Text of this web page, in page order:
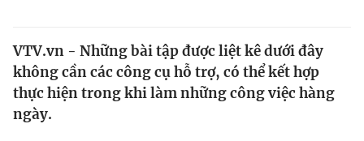
Thế giới
Tin tức
Thế giới đó đây
Kinh tế
VTV.vn - Những bài tập được liệt kê dưới đây
không cần các công cụ hỗ trợ, có thể kết hợp
thực hiện trong khi làm những công việc hàng
ngày.